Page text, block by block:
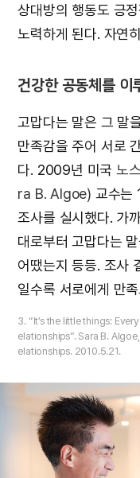
상대방의 행동도 긍
노력하게 된다. 자연
건강한 공동체를 이
고맙다는 말은 그 말
만족감을 주어 서로
다. 2009년 미국 노
ra B. Algoe) 교수는
조사를 실시했다. 가
대로부터 고맙다는
어땠는지 등등. 조사
일수록 서로에게 만
3. “It’s the little things:
elationships”. Sara B.
elationships. 2010.5.21.